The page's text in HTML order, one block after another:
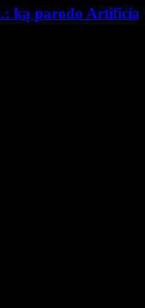
ką parodo Artificial